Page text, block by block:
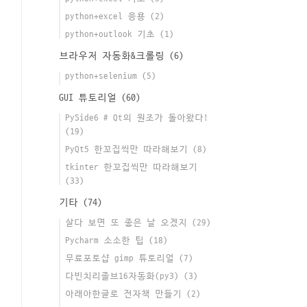
python+excel 응용 (2)
python+outlook 기초 (1)
브라우저 자동화&크롤링 (6)
python+selenium (5)
GUI 튜토리얼 (60)
PySide6 # Qt의 원조가 돌아왔다!
(19)
PyQt5 한꼬집씩만 따라해보기 (8)
tkinter 한꼬집씩만 따라해보기
(33)
기타 (74)
살다 보면 또 좋은 날 오겠지 (29)
Pycharm 소소한 팁 (18)
무료포토샵 gimp 튜토리얼 (7)
다빈치리졸브16자동화(py3) (3)
아래아한글로 전자책 만들기 (2)